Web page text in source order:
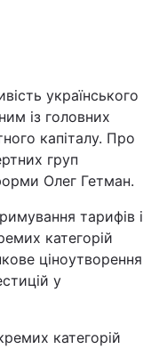
українського
із головних
капіталу. Про
груп
Олег Гетман.
тарифів і
категорій
ціноутворення
у
категорій